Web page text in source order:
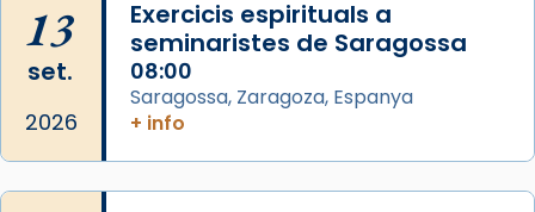
comitè organitzador de la visita apostòlica
del Sant Pare Lleó XIV a Barcelona, i als
col·laboradors, a la Catedral de Barcelona.
L’arquebisbe de Barcelona, el cardenal Joan
13
set.
2026
Exercicis espirituals a
seminaristes de Saragossa
08:00
Saragossa, Zaragoza, Espanya
+ info